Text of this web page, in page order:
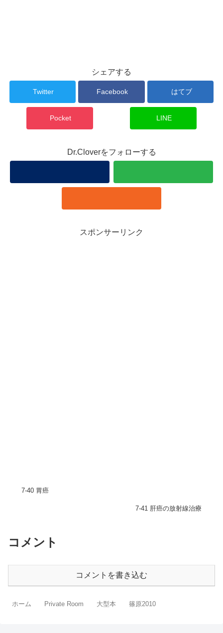
シェアする
Twitter Facebook はてブ
Pocket LINE
Dr.Cloverをフォローする
スポンサーリンク
7-40 胃癌
7-41 肝癌の放射線治療
コメント
コメントを書き込む
ホーム Private Room 大型本 篠原2010